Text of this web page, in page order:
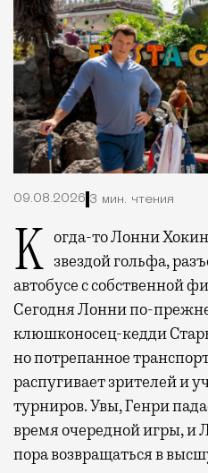
09.08.2026 3 мин. чтения
Когда-то Лонни Хокинс (Уилл Феррелл) был звездой гольфа,
автобусе с собственной
Сегодня Лонни по-
клюшконосец-кедди
но потрепанное
распугивает зрителей и
турниров. Увы, Генри
время очередной игры, и
пора возвращаться в